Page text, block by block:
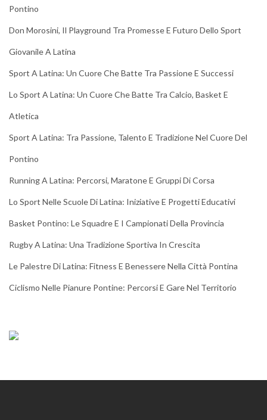
Pontino
Don Morosini, Il Playground Tra Promesse E Futuro Dello Sport
Giovanile A Latina
Sport A Latina: Un Cuore Che Batte Tra Passione E Successi
Lo Sport A Latina: Un Cuore Che Batte Tra Calcio, Basket E
Atletica
Sport A Latina: Tra Passione, Talento E Tradizione Nel Cuore Del
Pontino
Running A Latina: Percorsi, Maratone E Gruppi Di Corsa
Lo Sport Nelle Scuole Di Latina: Iniziative E Progetti Educativi
Basket Pontino: Le Squadre E I Campionati Della Provincia
Rugby A Latina: Una Tradizione Sportiva In Crescita
Le Palestre Di Latina: Fitness E Benessere Nella Città Pontina
Ciclismo Nelle Pianure Pontine: Percorsi E Gare Nel Territorio